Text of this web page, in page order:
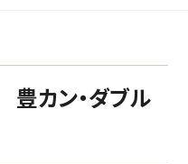
カン・ダブル